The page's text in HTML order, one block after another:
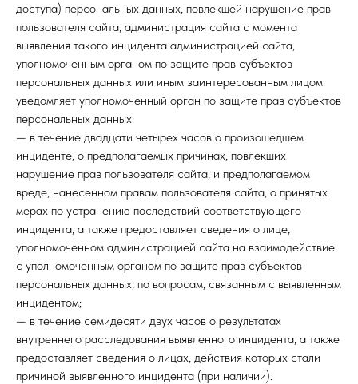
доступа) персональных данных, повлекшей нарушение прав
пользователя сайта, администрация сайта с момента
выявления такого инцидента администрацией сайта,
уполномоченным органом по защите прав субъектов
персональных данных или иным заинтересованным лицом
уведомляет уполномоченный орган по защите прав субъектов
персональных данных:
— в течение двадцати четырех часов о произошедшем
инциденте, о предполагаемых причинах, повлекших
нарушение прав пользователя сайта, и предполагаемом
вреде, нанесенном правам пользователя сайта, о принятых
мерах по устранению последствий соответствующего
инцидента, а также предоставляет сведения о лице,
уполномоченном администрацией сайта на взаимодействие
с уполномоченным органом по защите прав субъектов
персональных данных, по вопросам, связанным с выявленным
инцидентом;
— в течение семидесяти двух часов о результатах
внутреннего расследования выявленного инцидента, а также
предоставляет сведения о лицах, действия которых стали
причиной выявленного инцидента (при наличии).